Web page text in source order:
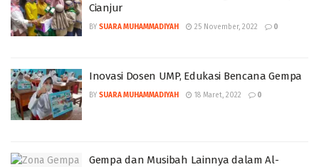
Cianjur
BY SUARA MUHAMMADIYAH 25 November, 2022 0
Inovasi Dosen UMP, Edukasi Bencana Gempa
BY SUARA MUHAMMADIYAH 18 Maret, 2022 0
Gempa dan Musibah Lainnya dalam Al-